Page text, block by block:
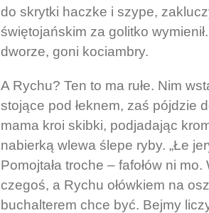
do skrytki haczke i szype,
świętojańskim za golitko
dworze, goni kociambry.
A Rychu? Ten to ma rułe. Nim
stojące pod łeknem, zaś pójdzie
mama kroi skibki, podjadając
nabierką wlewa ślepe ryby. „Łe
Pomojtała troche – fafołów ni
czegoś, a Rychu ołówkiem na
buchalterem chce być. Bejmy